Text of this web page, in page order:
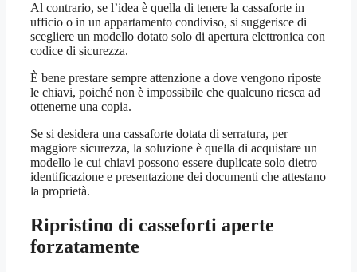
Al contrario, se l’idea è quella di tenere la cassaforte in
ufficio o in un appartamento condiviso, si suggerisce di
scegliere un modello dotato solo di apertura elettronica con
codice di sicurezza.
È bene prestare sempre attenzione a dove vengono riposte
le chiavi, poiché non è impossibile che qualcuno riesca ad
ottenerne una copia.
Se si desidera una cassaforte dotata di serratura, per
maggiore sicurezza, la soluzione è quella di acquistare un
modello le cui chiavi possono essere duplicate solo dietro
identificazione e presentazione dei documenti che attestano
la proprietà.
Ripristino di casseforti aperte
forzatamente